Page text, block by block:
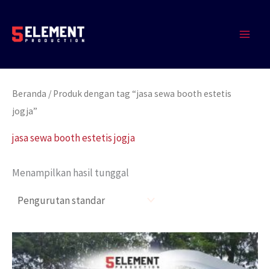
konten
Beranda / Produk dengan tag “jasa sewa booth estetis
jogja”
jasa sewa booth estetis jogja
Menampilkan hasil tunggal